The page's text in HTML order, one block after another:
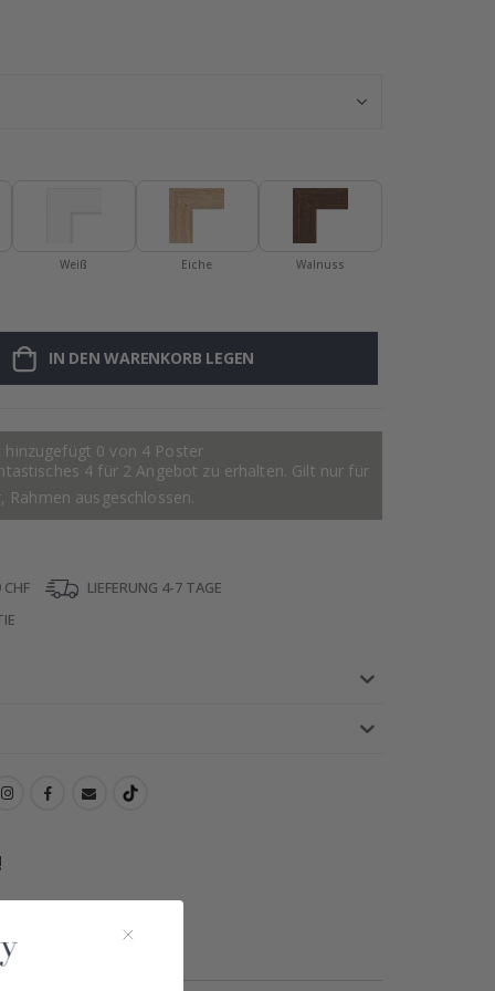
Weiß Eiche Walnuss
IN DEN WARENKORB LEGEN
hinzugefügt 0 von 4 Poster
4 für 2 Angebot zu erhalten. Gilt nur für
Rahmen ausgeschlossen.
LIEFERUNG 4-7 TAGE